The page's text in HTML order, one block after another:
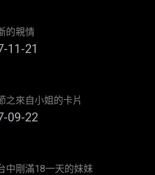
的親情
11-21
之來自小姐的卡片
09-22
中剛滿18一天的妹妹